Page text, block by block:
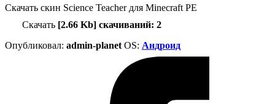
Скачать скин Science Teacher для Minecraft PE
Скачать [2.66 Kb] скачиваний: 2
Опубликовал: admin-planet ОS: Андроид